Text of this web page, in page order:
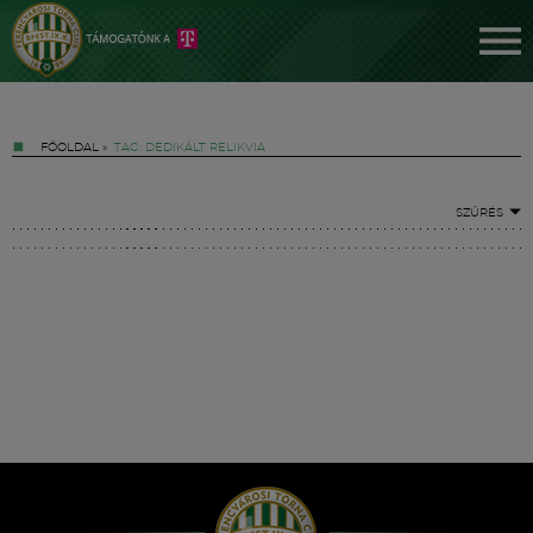
FŐOLDAL » TAG: DEDIKÁLT RELIKVIA
SZŰRÉS
Hírek